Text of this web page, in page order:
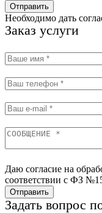
Отправить
Необходимо дать
Заказ услуги
Даю согласие на
соответствии с ФЗ
Отправить
Задать вопрос